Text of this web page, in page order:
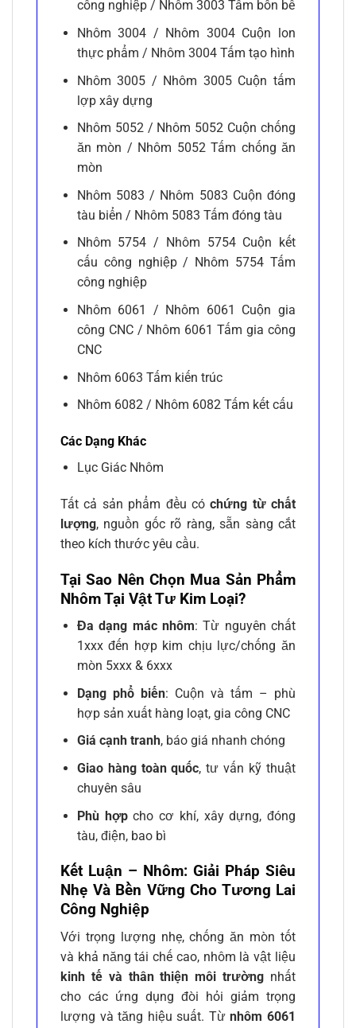
công nghiệp / Nhôm 3003 Tấm bồn bể
Nhôm 3004 / Nhôm 3004 Cuộn lon
thực phẩm / Nhôm 3004 Tấm tạo hình
Nhôm 3005 / Nhôm 3005 Cuộn tấm
lợp xây dựng
Nhôm 5052 / Nhôm 5052 Cuộn chống
ăn mòn / Nhôm 5052 Tấm chống ăn
mòn
Nhôm 5083 / Nhôm 5083 Cuộn đóng
tàu biển / Nhôm 5083 Tấm đóng tàu
Nhôm 5754 / Nhôm 5754 Cuộn kết
cấu công nghiệp / Nhôm 5754 Tấm
công nghiệp
Nhôm 6061 / Nhôm 6061 Cuộn gia
công CNC / Nhôm 6061 Tấm gia công
CNC
Nhôm 6063 Tấm kiến trúc
Nhôm 6082 / Nhôm 6082 Tấm kết cấu
Các Dạng Khác
Lục Giác Nhôm
Tất cả sản phẩm đều cóchứng từ chất
lượng, nguồn gốc rõ ràng, sẵn sàng cắt
theo kích thước yêu cầu.
Tại Sao Nên Chọn Mua Sản Phẩm
Nhôm Tại Vật Tư Kim Loại?
Đa dạng mác nhôm: Từ nguyên chất
1xxx đến hợp kim chịu lực/chống ăn
mòn 5xxx & 6xxx
Dạng phổ biến: Cuộn và tấm – phù
hợp sản xuất hàng loạt, gia công CNC
Giá cạnh tranh, báo giá nhanh chóng
Giao hàng toàn quốc, tư vấn kỹ thuật
chuyên sâu
Phù hợpcho cơ khí, xây dựng, đóng
tàu, điện, bao bì
Kết Luận – Nhôm: Giải Pháp Siêu
Nhẹ Và Bền Vững Cho Tương Lai
Công Nghiệp
Với trọng lượng nhẹ, chống ăn mòn tốt
và khả năng tái chế cao, nhôm là vật liệu
kinh tế và thân thiện môi trường nhất
cho các ứng dụng đòi hỏi giảm trọng
lượng và tăng hiệu suất. Từnhôm 6061